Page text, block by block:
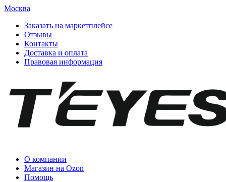
Москва
Заказать на маркетплейсе
Отзывы
Контакты
Доставка и оплата
Правовая информация
О компании
Магазин на Ozon
Помощь